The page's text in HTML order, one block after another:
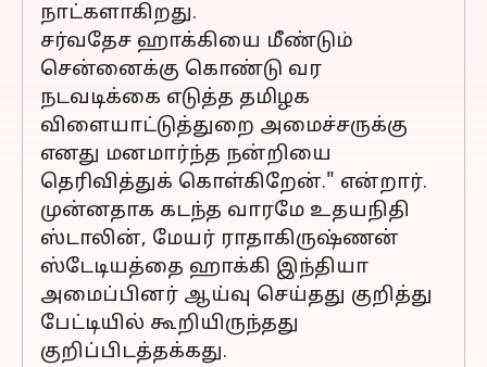
நாட்களாகிறது.
சர்வதேச ஹாக்கியை மீண்டும்
சென்னைக்கு கொண்டு வர
நடவடிக்கை எடுத்த தமிழக
விளையாட்டுத்துறை அமைச்சருக்கு
எனது மனமார்ந்த நன்றியை
தெரிவித்துக் கொள்கிறேன்." என்றார்.
முன்னதாக கடந்த வாரமே உதயநிதி
ஸ்டாலின், மேயர் ராதாகிருஷ்ணன்
ஸ்டேடியத்தை ஹாக்கி இந்தியா
அமைப்பினர் ஆய்வு செய்தது குறித்து
பேட்டியில் கூறியிருந்தது
குறிப்பிடத்தக்கது.